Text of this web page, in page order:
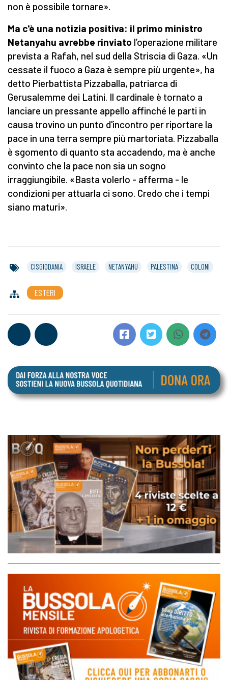
non è possibile tornare».
Ma c'è una notizia positiva: il primo ministro
Netanyahu avrebbe rinviato l’operazione militare
prevista a Rafah, nel sud della Striscia di Gaza. «Un
cessate il fuoco a Gaza è sempre più urgente», ha
detto Pierbattista Pizzaballa, patriarca di
Gerusalemme dei Latini. Il cardinale è tornato a
lanciare un pressante appello affinché le parti in
causa trovino un punto d'incontro per riportare la
pace in una terra sempre più martoriata. Pizzaballa
è sgomento di quanto sta accadendo, ma è anche
convinto che la pace non sia un sogno
irraggiungibile. «Basta volerlo - afferma - le
condizioni per attuarla ci sono. Credo che i tempi
siano maturi».
CISGIODANIA ISRAELE NETANYAHU PALESTINA COLONI
ESTERI